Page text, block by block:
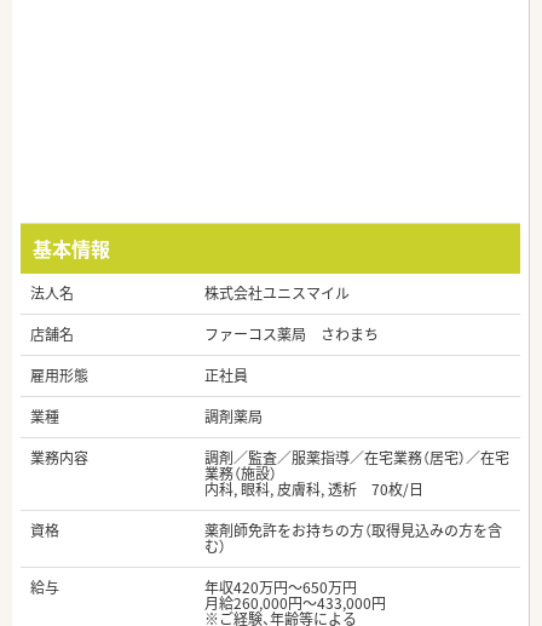
基本情報
法人名
株式会社ユニスマイル
店舗名
ファーコス薬局 さわまち
雇用形態
正社員
業種
調剤薬局
業務内容
調剤／監査／服薬指導／在宅業務（居宅）／在宅
業務（施設）
内科, 眼科, 皮膚科, 透析 70枚/日
資格
薬剤師免許をお持ちの方（取得見込みの方を含
む）
給与
年収420万円～650万円
月給260,000円～433,000円
※ご経験、年齢等による